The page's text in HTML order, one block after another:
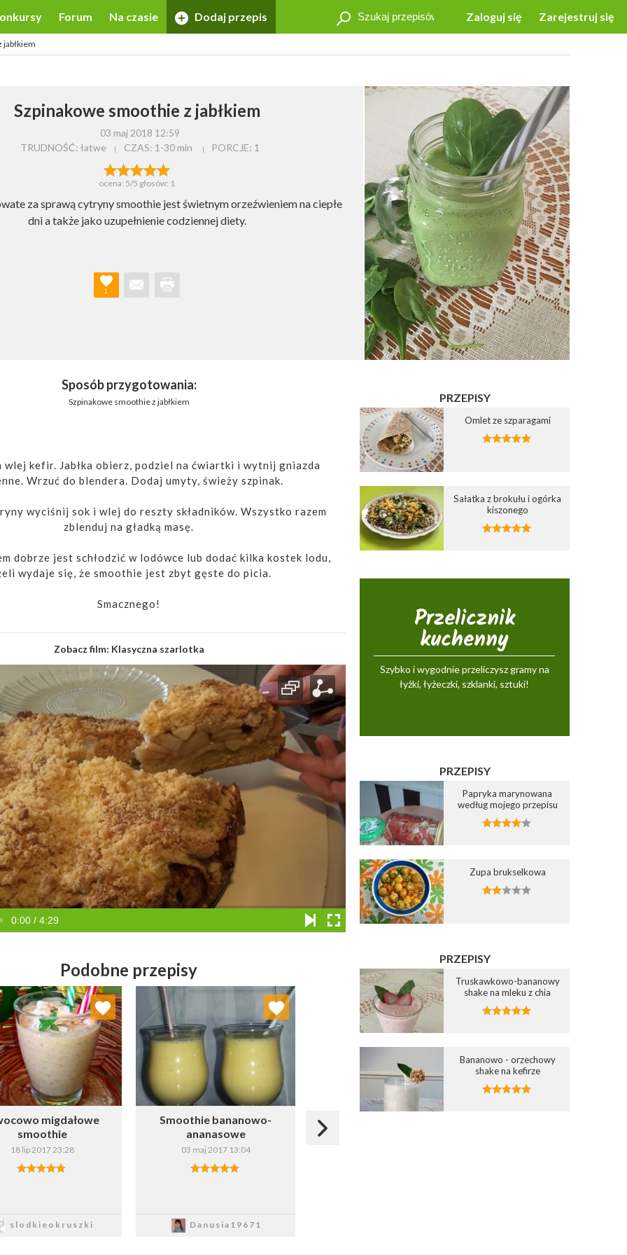
Zaloguj się Zarejestruj się
Forum Na czasie Dodaj przepis
jabłkiem
Szpinakowe smoothie z jabłkiem
03 maj 2018 12:59
TRUDNOŚĆ: łatwe
CZAS: 1-30 min PORCJE: 1
ocena: 5/5 głosów: 1
za sprawą cytryny smoothie jest świetnym orzeźwieniem na ciepłe
dni a także jako uzupełnienie codziennej diety.
1
Sposób przygotowania:
Szpinakowe smoothie z jabłkiem
wlej kefir. Jabłka obierz, podziel na ćwiartki i wytnij gniazda
Wrzuć do blendera. Dodaj umyty, świeży szpinak.
wyciśnij sok i wlej do reszty składników. Wszystko razem
zblenduj na gładką masę.
dobrze jest schłodzić w lodówce lub dodać kilka kostek lodu,
wydaje się, że smoothie jest zbyt gęste do picia.
Smacznego!
Zobacz film: Klasyczna szarlotka
0:00 / 4:29
Podobne przepisy
migdałowe
smoothie
18 lip 2017 23:28
slodkieokruszki
do ulubionych
Wybierz listę:
Smoothie bananowo-
ananasowe
03 maj 2017 13:04
Danusia19671
Dodaj do ulubionych
Wybierz listę:
Dodaj do ulubionych
Wybierz listę:
Dodaj do ulubionych
PRZEPISY
Omlet ze szparagami
Sałatka z brokułu i ogórka
kiszonego
Przelicznik
kuchenny
Szybko i wygodnie przeliczysz gramy na
łyżki, łyżeczki, szklanki, sztuki!
PRZEPISY
Papryka marynowana
według mojego przepisu
Zupa brukselkowa
PRZEPISY
Truskawkowo-bananowy
shake na mleku z chia
Bananowo - orzechowy
shake na kefirze